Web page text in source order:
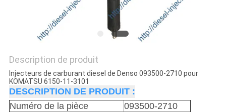
POLITIQUE
DE
CONFIDENTIALITÉ
Description de produit
Injecteurs de carburant diesel de Denso 093500-2710 pour
KOMATSU 6150-11-3101
DESCRIPTION DE PRODUIT :
Numéro de la pièce
093500-2710